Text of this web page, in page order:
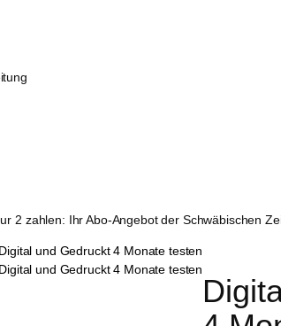
2 zahlen: Ihr Abo-Angebot der Schwäbischen